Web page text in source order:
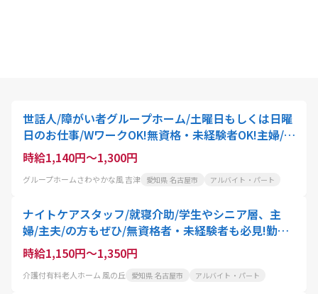
世話人/障がい者グループホーム/土曜日もしくは日曜
日のお仕事/WワークOK!無資格・未経験者OK!主婦/主
夫/学生・シニアの方にもオススメ
時給1,140円～1,300円
グループホームさわやかな風 吉津 愛知県 名古屋市 アルバイト・パート
ナイトケアスタッフ/就寝介助/学生やシニア層、主
婦/主夫/の方もぜひ/無資格者・未経験者も必見!勤務
は週3日～OK、16:00～21:00の間で応相談
時給1,150円～1,350円
介護付有料老人ホーム 風の丘 愛知県 名古屋市 アルバイト・パート